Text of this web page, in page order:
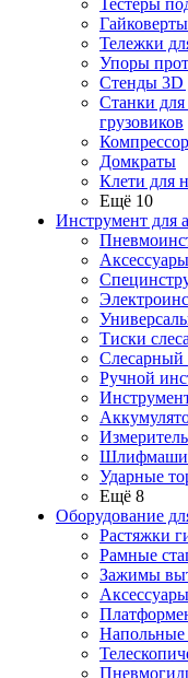
Тестеры
Тележки
Упоры
Стенды 3D
Станки
грузовиков
Домкраты
Клети для
Ещё 10
Инструмент для
Тиски
Слесарный
Ручной
Ударные
Ещё 8
Оборудование
Растяжки
Рамные
Зажимы
Напольные